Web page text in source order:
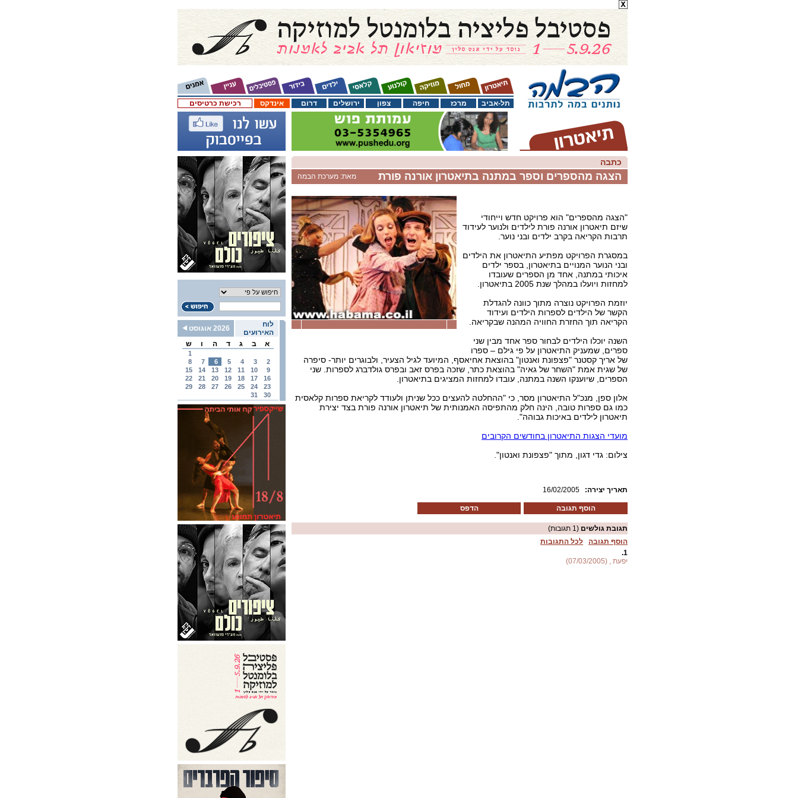
רכישת כרטיסים אינדקס דרום ירושלים צפון חיפה מרכז תל-אביב
לוח
האירועים
2026 אוגוסט
א
ב ג ד ה ו ש
1
2
3
4
5
6
7
8
9
10
11
12
13
14
15
16
17
18
19
20
21
22
23
24
25
26
27
28
29
30
31
כתבה
מאת: מערכת הבמה הצגה מהספרים וספר במתנה בתיאטרון אורנה פורת
"הצגה מהספרים" הוא פרויקט חדש וייחודי
שיזם תיאטרון אורנה פורת לילדים ולנוער לעידוד
תרבות הקריאה בקרב ילדים ובני נוער.
במסגרת הפרויקט מפתיע התיאטרון את הילדים
ובני הנוער המנויים בתיאטרון, בספר ילדים
איכותי במתנה, אחד מן הספרים שעובדו
למחזות ויועלו במהלך שנת 2005 בתיאטרון.
יוזמת הפרויקט נוצרה מתוך כוונה להגדלת
הקשר של הילדים לספרות הילדים ועידוד
הקריאה תוך החזרת החוויה המהנה שבקריאה.
השנה יוכלו הילדים לבחור ספר אחד מבין שני
ספרים, שמעניק התיאטרון על פי גילם – ספרו
של אריך קסטנר "פצפונת ואנטון" בהוצאת אחיאסף, המיועד לגיל הצעיר, ולבוגרים יותר- סיפרה
של שגית אמת "השחר של גאיה" בהוצאת כתר, שזכה בפרס זאב ובפרס גולדברג לספרות. שני
הספרים, שיוענקו השנה במתנה, עובדו למחזות המציגים בתיאטרון.
אלון ספן, מנכ"ל התיאטרון מסר, כי "ההחלטה להעצים ככל שניתן ולעודד לקריאת ספרות קלאסית
כמו גם ספרות טובה, הינה חלק מהתפיסה האמנותית של תיאטרון אורנה פורת בצד יצירת
תיאטרון לילדים באיכות גבוהה".
מועדי הצגות התיאטרון בחודשים הקרובים
צילום: גדי דגון, מתוך "פצפונת ואנטון".
16/02/2005 :תאריך יצירה
הדפס הוסף תגובה
תגובת גולשים (1 תגובות)
הוסף תגובה
לכל התגובות
1.
יפעת , (07/03/2005)